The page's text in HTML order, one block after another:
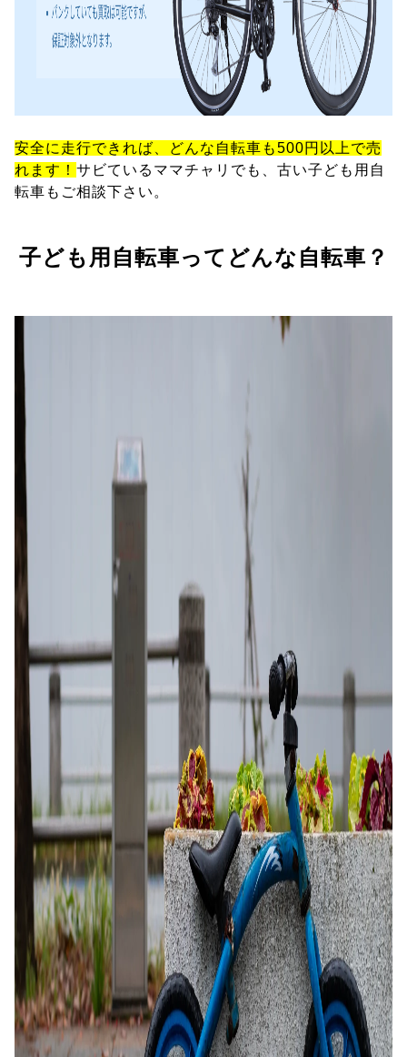
安全に走行できれば、どんな自転車も500円以上で売
れます！ サビているママチャリでも、古い子ども用自
転車もご相談下さい。
子ども用自転車ってどんな自転車？